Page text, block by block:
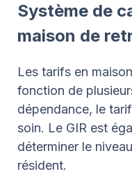
Système de
maison de
Les tarifs en
fonction de
dépendance, le
soin. Le GIR est
déterminer le
résident.